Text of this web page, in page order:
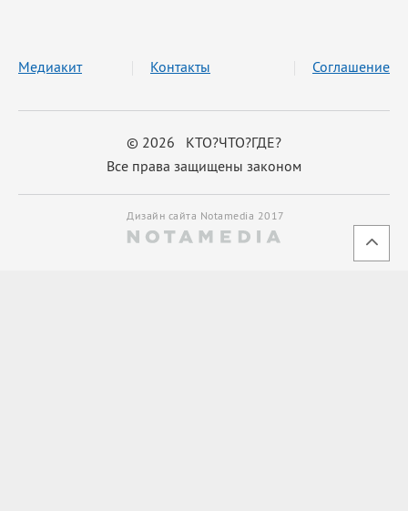
© 2026 КТО?ЧТО?ГДЕ?
Все права защищены законом
Медиакит Контакты Соглашение
Дизайн сайта Notamedia 2017